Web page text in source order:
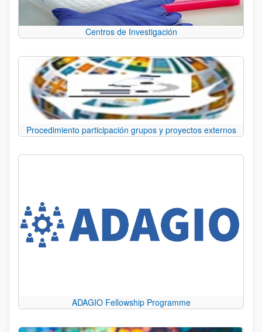
Centros de Investigación
Procedimiento participación grupos y proyectos externos
ADAGIO Fellowship Programme